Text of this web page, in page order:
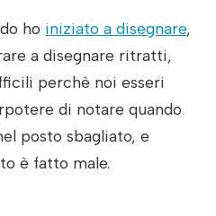
ho iniziato a disegnare,
a disegnare ritratti,
perchè noi esseri
di notare quando
posto sbagliato, e
è fatto male.